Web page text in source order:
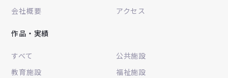
会社概要
アクセス
作品・実績
すべて
公共施設
教育施設
福祉施設